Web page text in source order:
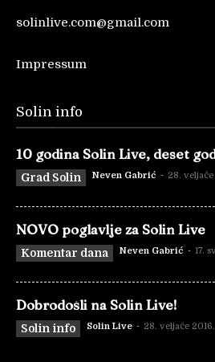
solinlive.com@gmail.com
Impressum
Solin info
10 godina Solin Live, deset
Grad Solin Neven Gabrić - 28.
NOVO poglavlje za Solin Live
Komentar dana Neven Gabrić - 17.
Dobrodošli na Solin Live!
Solin info Solin Live - 28. veljače 2016.